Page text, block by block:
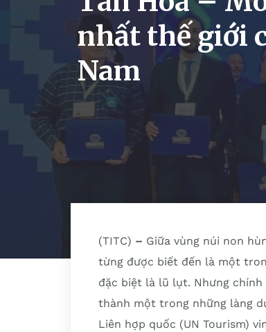
nhất thế giới
Nam
(TITC) – Giữa vùng núi non
từng được biết đến là một
đặc biệt là lũ lụt. Nhưng
thành một trong những làng
Liên hợp quốc (UN Tourism)